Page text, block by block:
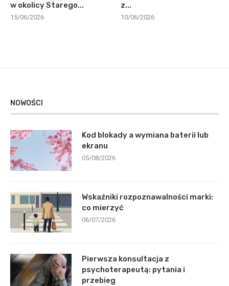
w okolicy Starego...
15/06/2026
z...
10/06/2026
NOWOŚCI
Kod blokady a wymiana baterii lub
ekranu
05/08/2026
Wskaźniki rozpoznawalności marki:
co mierzyć
06/07/2026
Pierwsza konsultacja z
psychoterapeutą: pytania i
przebieg